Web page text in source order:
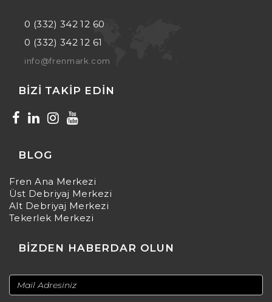
0 (332) 342 12 60
0 (332) 342 12 61
info@frenmark.com
BIZI TAKIP EDIN
BLOG
Fren Ana Merkezi
Üst Debriyaj Merkezi
Alt Debriyaj Merkezi
Tekerlek Merkezi
BİZDEN HABERDAR OLUN